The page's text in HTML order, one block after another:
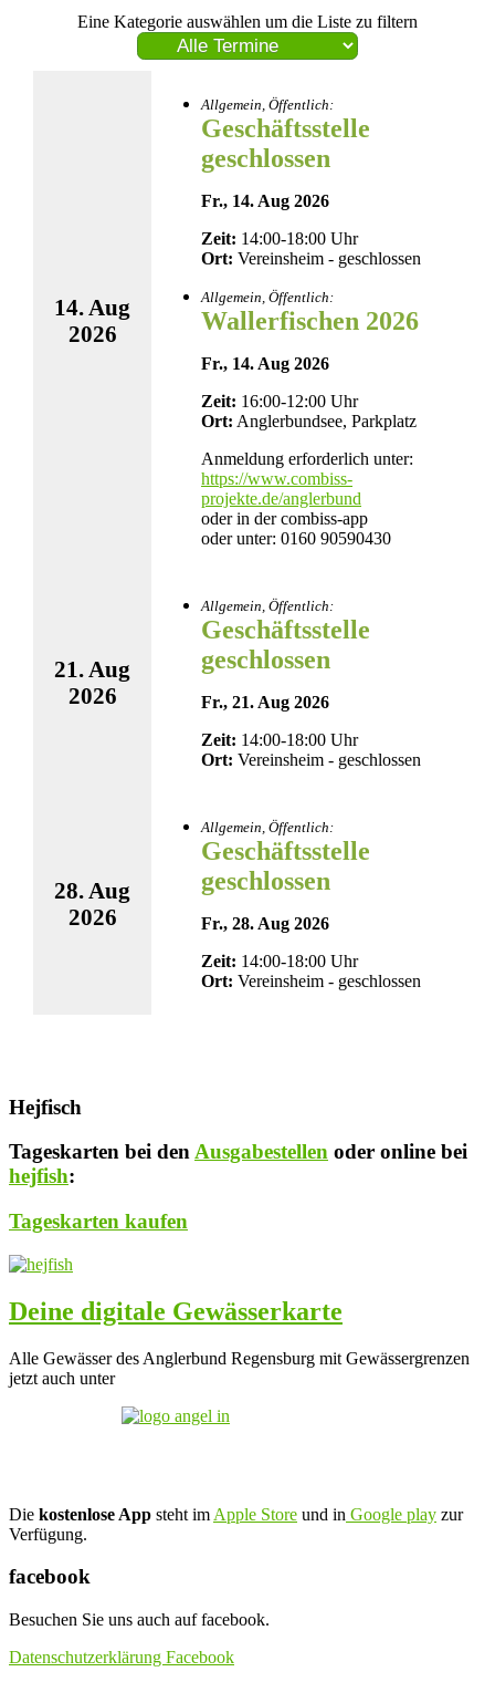
Eine Kategorie auswählen um die Liste zu filtern
14. Aug
2026
Allgemein, Öffentlich:
Geschäftsstelle
geschlossen
Fr., 14. Aug 2026
Zeit: 14:00-18:00 Uhr
Ort: Vereinsheim - geschlossen
Allgemein, Öffentlich:
Wallerfischen 2026
Fr., 14. Aug 2026
Zeit: 16:00-12:00 Uhr
Ort: Anglerbundsee, Parkplatz
Anmeldung erforderlich unter:
https://www.combiss-
projekte.de/anglerbund
oder in der combiss-app
oder unter: 0160 90590430
21. Aug
2026
Allgemein, Öffentlich:
Geschäftsstelle
geschlossen
Fr., 21. Aug 2026
Zeit: 14:00-18:00 Uhr
Ort: Vereinsheim - geschlossen
28. Aug
2026
Allgemein, Öffentlich:
Geschäftsstelle
geschlossen
Fr., 28. Aug 2026
Zeit: 14:00-18:00 Uhr
Ort: Vereinsheim - geschlossen
Hejfisch
Tageskarten bei denAusgabestellen oder online bei
hejfish:
Tageskarten kaufen
Deine digitale Gewässerkarte
Alle Gewässer des Anglerbund Regensburg mit Gewässergrenzen
jetzt auch unter
Die kostenlose App steht im Apple Store und in Google play zur
Verfügung.
facebook
Besuchen Sie uns auch auf facebook.
Datenschutzerklärung Facebook